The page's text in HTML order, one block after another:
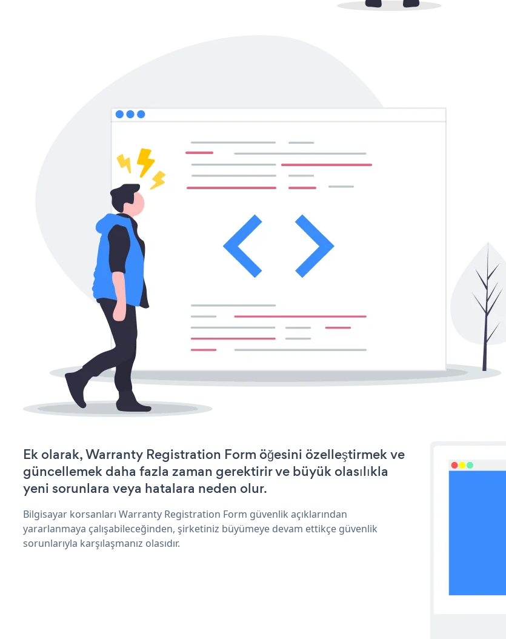
Ek olarak, Warranty Registration Form öğesini özelleştirmek ve
güncellemek daha fazla zaman gerektirir ve büyük olasılıkla
yeni sorunlara veya hatalara neden olur.
Bilgisayar korsanları Warranty Registration Form güvenlik açıklarından
yararlanmaya çalışabileceğinden, şirketiniz büyümeye devam ettikçe güvenlik
sorunlarıyla karşılaşmanız olasıdır.